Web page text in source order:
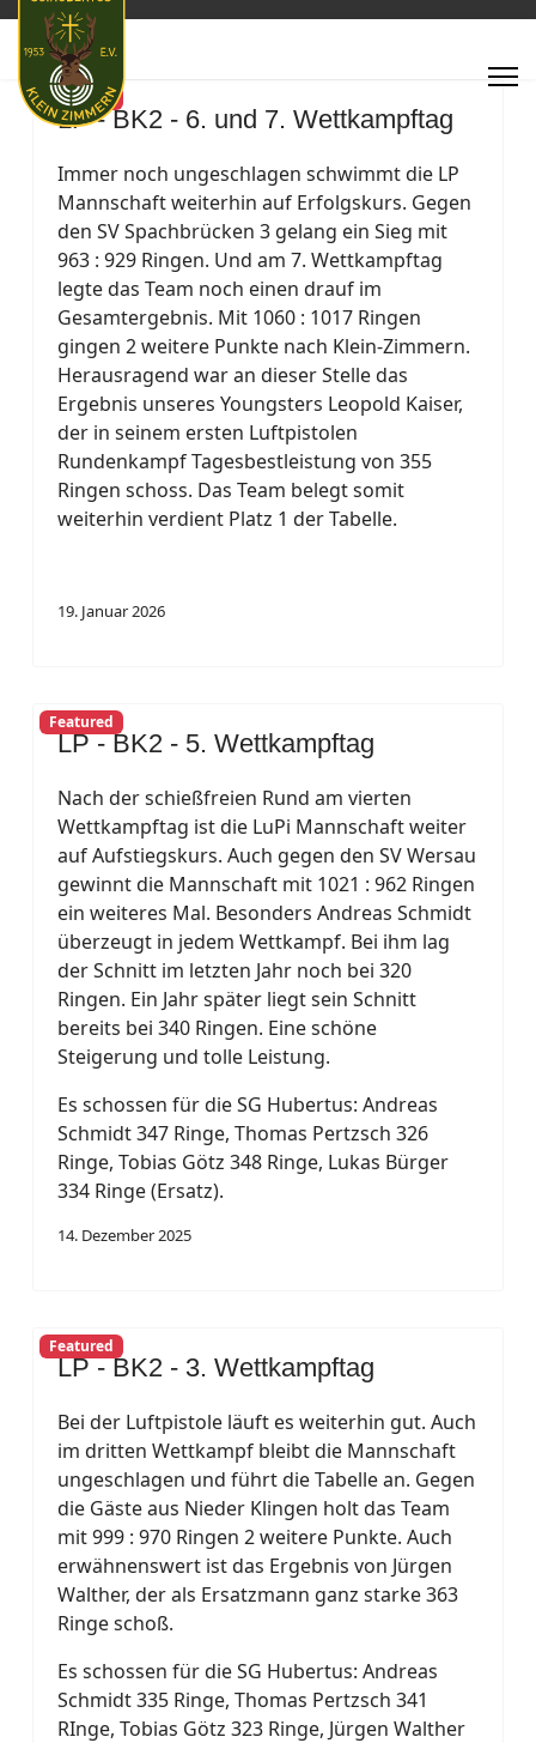
Featured
LP - BK2 - 6. und 7. Wettkampftag
Immer noch ungeschlagen schwimmt die LP
Mannschaft weiterhin auf Erfolgskurs. Gegen
den SV Spachbrücken 3 gelang ein Sieg mit
963 : 929 Ringen. Und am 7. Wettkampftag
legte das Team noch einen drauf im
Gesamtergebnis. Mit 1060 : 1017 Ringen
gingen 2 weitere Punkte nach Klein-Zimmern.
Herausragend war an dieser Stelle das
Ergebnis unseres Youngsters Leopold Kaiser,
der in seinem ersten Luftpistolen
Rundenkampf Tagesbestleistung von 355
Ringen schoss. Das Team belegt somit
weiterhin verdient Platz 1 der Tabelle.
19. Januar 2026
Featured
LP - BK2 - 5. Wettkampftag
Nach der schießfreien Rund am vierten
Wettkampftag ist die LuPi Mannschaft weiter
auf Aufstiegskurs. Auch gegen den SV Wersau
gewinnt die Mannschaft mit 1021 : 962 Ringen
ein weiteres Mal. Besonders Andreas Schmidt
überzeugt in jedem Wettkampf. Bei ihm lag
der Schnitt im letzten Jahr noch bei 320
Ringen. Ein Jahr später liegt sein Schnitt
bereits bei 340 Ringen. Eine schöne
Steigerung und tolle Leistung.
Es schossen für die SG Hubertus: Andreas
Schmidt 347 Ringe, Thomas Pertzsch 326
Ringe, Tobias Götz 348 Ringe, Lukas Bürger
334 Ringe (Ersatz).
14. Dezember 2025
Featured
LP - BK2 - 3. Wettkampftag
Bei der Luftpistole läuft es weiterhin gut. Auch
im dritten Wettkampf bleibt die Mannschaft
ungeschlagen und führt die Tabelle an. Gegen
die Gäste aus Nieder Klingen holt das Team
mit 999 : 970 Ringen 2 weitere Punkte. Auch
erwähnenswert ist das Ergebnis von Jürgen
Walther, der als Ersatzmann ganz starke 363
Ringe schoß.
Es schossen für die SG Hubertus: Andreas
Schmidt 335 Ringe, Thomas Pertzsch 341
RInge, Tobias Götz 323 Ringe, Jürgen Walther